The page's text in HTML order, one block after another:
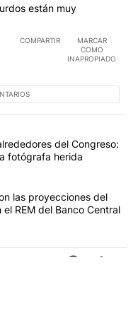
como el de
japoneses, que la
en la gente, más que
paro en una actividad
están muy
COMPARTIR
MARCAR
COMO
INAPROPIADO
comentarios en los
violencia sigue en los
del Congreso:
fotógrafa herida
y dólar: cuáles
las proyecciones del
REM del Banco Central